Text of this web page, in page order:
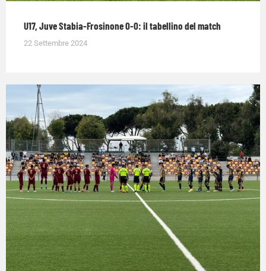
U17, Juve Stabia-Frosinone 0-0: il tabellino del match
22 Settembre 2024